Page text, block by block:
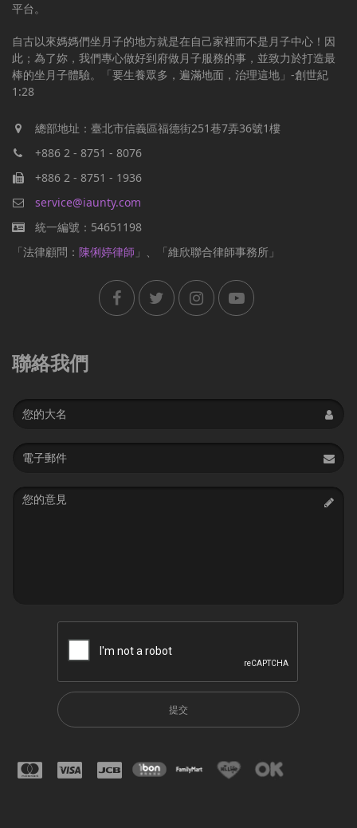
平台。
自古以來媽媽們坐月子的地方就是在自己家裡而不是月子中心！因
此；為了妳，我們專心做好到府做月子服務的事，並致力於打造最
棒的坐月子體驗。「要生養眾多，遍滿地面，治理這地」-創世紀
1:28
總部地址：臺北市信義區福德街251巷7弄36號1樓
+886 2 - 8751 - 8076
+886 2 - 8751 - 1936
service@iaunty.com
統一編號：54651198
「法律顧問： 陳俐婷律師 」、「維欣聯合律師事務所」
聯絡我們
Name
Email
address
Message
提交